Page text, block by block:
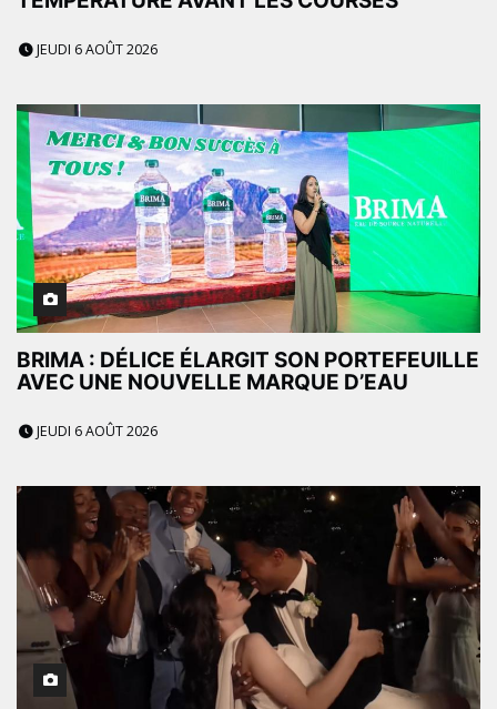
JEUDI 6 AOÛT 2026
BRIMA : DÉLICE ÉLARGIT SON PORTEFEUILLE
AVEC UNE NOUVELLE MARQUE D’EAU
JEUDI 6 AOÛT 2026